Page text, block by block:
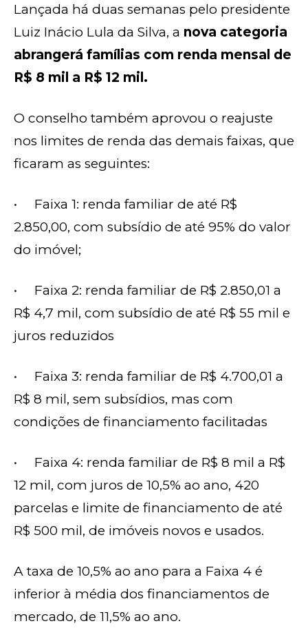
Lançada há duas semanas pelo presidente
Luiz Inácio Lula da Silva, a nova categoria
abrangerá famílias com renda mensal de
R$ 8 mil a R$ 12 mil.
O conselho também aprovou o reajuste
nos limites de renda das demais faixas, que
ficaram as seguintes:
• Faixa 1: renda familiar de até R$
2.850,00, com subsídio de até 95% do valor
do imóvel;
• Faixa 2: renda familiar de R$ 2.850,01 a
R$ 4,7 mil, com subsídio de até R$ 55 mil e
juros reduzidos
• Faixa 3: renda familiar de R$ 4.700,01 a
R$ 8 mil, sem subsídios, mas com
condições de financiamento facilitadas
• Faixa 4: renda familiar de R$ 8 mil a R$
12 mil, com juros de 10,5% ao ano, 420
parcelas e limite de financiamento de até
R$ 500 mil, de imóveis novos e usados.
A taxa de 10,5% ao ano para a Faixa 4 é
inferior à média dos financiamentos de
mercado, de 11,5% ao ano.